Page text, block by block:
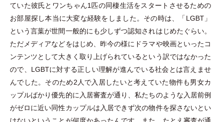
ていた彼氏とワンちゃん1匹の同棲生活をスタートさせるための
お部屋探し本当に大変な経験をしました。その時は、
「 LGBT」
という言葉が世間一般的にも少しずつ認知されはじめたぐらい。
ただメディアなどをはじめ、昨今の様にドラマや映画といったコ
ンテンツとして大きく取り上げられているという訳ではなかった
ので、LGBTに対する正しい理解が進んでいる社会とは言えませ
んでした。そのため2人で入居したいと考えていた物件も男女カ
ップルばかり優先的に入居審査が通り、私たちのような入居前例
がゼロに近い同性カップルは入居できず次の物件を探さないとい
けないということが何度かあったんです。また、たとえ審査が通